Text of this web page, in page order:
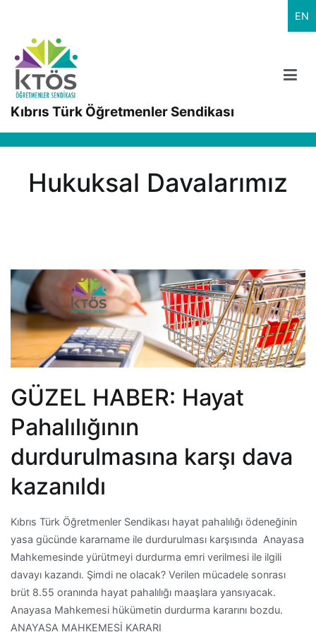
EN
Kıbrıs Türk Öğretmenler Sendikası
Hukuksal Davalarımız
GÜZEL HABER: Hayat
Pahalılığının
durdurulmasına karşı dava
kazanıldı
Kıbrıs Türk Öğretmenler Sendikası hayat pahalılığı ödeneğinin
yasa gücünde kararname ile durdurulması karşısında Anayasa
Mahkemesinde yürütmeyi durdurma emri verilmesi ile ilgili
davayı kazandı. Şimdi ne olacak? Verilen mücadele sonrası
brüt 8.55 oranında hayat pahalılığı maaşlara yansıyacak.
Anayasa Mahkemesi hükümetin durdurma kararını bozdu.
ANAYASA MAHKEMESİ KARARI